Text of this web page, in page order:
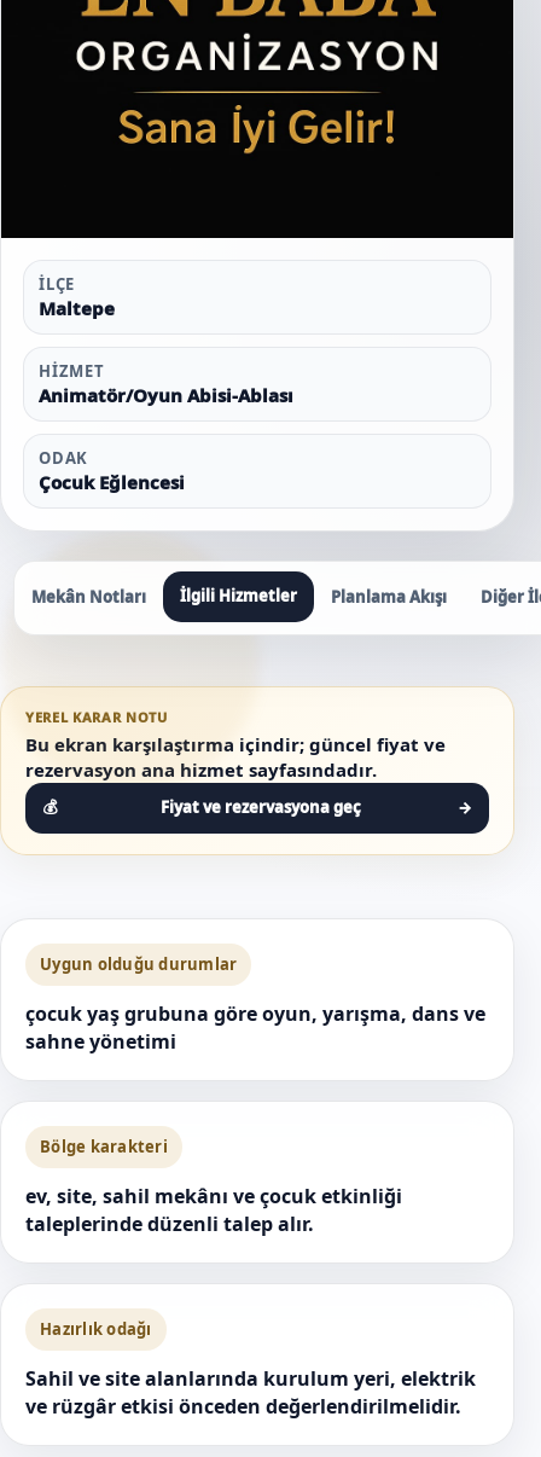
İLÇE
Maltepe
HIZMET
Animatör/Oyun Abisi-Ablası
ODAK
Çocuk Eğlencesi
Mekân Notları İlgili Hizmetler Planlama Akışı Diğer
YEREL KARAR NOTU
Bu ekran karşılaştırma içindir; güncel fiyat ve
rezervasyon ana hizmet sayfasındadır.
Fiyat ve rezervasyona geç →
Uygun olduğu durumlar
çocuk yaş grubuna göre oyun, yarışma, dans ve
sahne yönetimi
Bölge karakteri
ev, site, sahil mekânı ve çocuk etkinliği
taleplerinde düzenli talep alır.
Hazırlık odağı
Sahil ve site alanlarında kurulum yeri, elektrik
ve rüzgâr etkisi önceden değerlendirilmelidir.